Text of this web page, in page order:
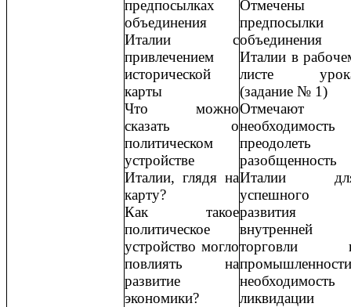
предпосылках
объединения
Италии с
привлечением
исторической
карты
Что можно
сказать о
политическом
устройстве
Италии, глядя на
карту?
Как такое
политическое
устройство могло
повлиять на
развитие
экономики?
Отмечены
предпосылки
объединения
Италии в
листе
(задание № 1)
Отмечают
необходимость
преодолеть
разобщенность
Италии
успешного
развития
внутренней
торговли
необходимость
ликвидации